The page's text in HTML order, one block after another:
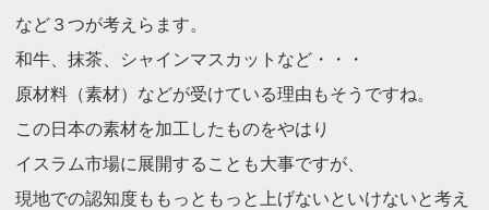
など３つが考えらます。
和牛、抹茶、シャインマスカットなど・・・
原材料（素材）などが受けている理由もそうですね。
この日本の素材を加工したものをやはり
イスラム市場に展開することも大事ですが、
現地での認知度ももっともっと上げないといけないと考え